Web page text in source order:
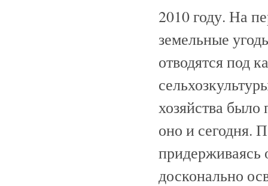
2010 году. На
земельные
отводятся под
хозяйства
оно и сегодня.
досконально